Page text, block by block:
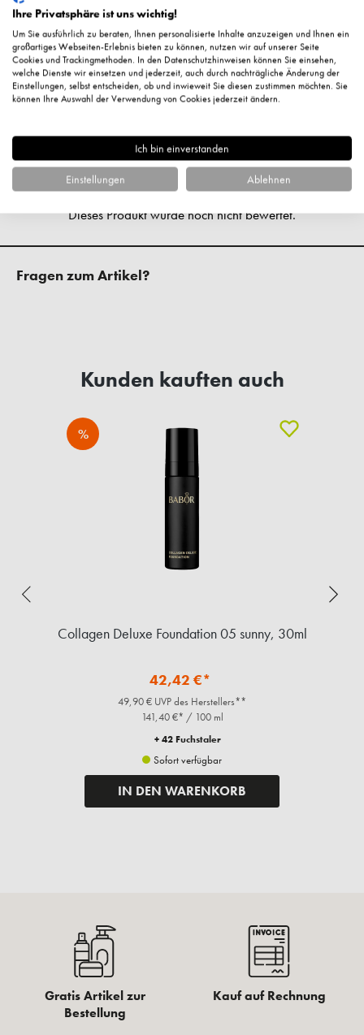
tripeptide-1, citric acid, helianthus annuus (sunflower) seed
oil, titanium dioxide (CI 77891), red 7 lake (CI 15850), iron
oxides (CI 77491, CI 77492, CI 77499)
Kundenbewertungen
Fragen zum Artikel?
Kunden kauften auch
%
Collagen Deluxe Foundation 05 sunny, 30ml
42,42 €*
49,90 € UVP des Herstellers**
141,40 €* / 100 ml
+ 42 Fuchstaler
Sofort verfügbar
IN DEN WARENKORB
Gratis Artikel zur
Bestellung
Kauf auf Rechnung
Ihre Privatsphäre ist uns wichtig!
Um Sie ausführlich zu beraten, Ihnen personalisierte Inhalte anzuzeigen und Ihnen ein
großartiges Webseiten-Erlebnis bieten zu können, nutzen wir auf unserer Seite
Cookies und Trackingmethoden. In den Datenschutzhinweisen können Sie einsehen,
welche Dienste wir einsetzen und jederzeit, auch durch nachträgliche Änderung der
Einstellungen, selbst entscheiden, ob und inwieweit Sie diesen zustimmen möchten. Sie
können Ihre Auswahl der Verwendung von Cookies jederzeit ändern.
Ich bin einverstanden
Einstellungen Ablehnen